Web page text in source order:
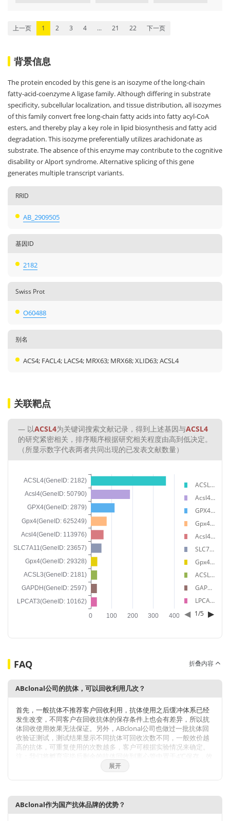
上一页 1 2 3 4 ... 21 22 下一页
背景信息
The protein encoded by this gene is an isozyme of the long-chain
fatty-acid-coenzyme A ligase family. Although differing in substrate
specificity, subcellular localization, and tissue distribution, all isozymes
of this family convert free long-chain fatty acids into fatty acyl-CoA
esters, and thereby play a key role in lipid biosynthesis and fatty acid
degradation. This isozyme preferentially utilizes arachidonate as
substrate. The absence of this enzyme may contribute to the cognitive
disability or Alport syndrome. Alternative splicing of this gene
generates multiple transcript variants.
RRID
AB_2909505
基因ID
2182
Swiss Prot
O60488
别名
ACS4; FACL4; LACS4; MRX63; MRX68; XLID63; ACSL4
关联靶点
以ACSL4为关键词搜索文献记录，得到上述基因与ACSL4
的研究紧密相关，排序顺序根据研究相关程度由高到低决定。
（所显示数字代表两者共同出现的已发表文献数量）
ACSL4(GeneID: 2182)
Acsl4(GeneID: 50790)
GPX4(GeneID: 2879)
Gpx4(GeneID: 625249)
Acsl4(GeneID: 113976)
SLC7A11(GeneID: 23657)
Gpx4(GeneID: 29328)
ACSL3(GeneID: 2181)
GAPDH(GeneID: 2597)
LPCAT3(GeneID: 10162)
◀ 1/5 ▶
FAQ 折叠内容
ABclonal公司的抗体，可以回收利用几次？
首先，一般抗体不推荐客户回收利用，抗体使用之后缓冲体系已经
发生改变，不同客户在回收抗体的保存条件上也会有差异，所以抗
体回收使用效果无法保证。另外，ABclonal公司也做过一批抗体回
收验证测试，测试结果显示不同抗体可回收次数不同，一般效价越
高的抗体，可重复使用的次数越多，客户可根据实验情况来确定。
价高的抗体可至少保存1周，至少重复利用3次。
展开
ABclonal作为国产抗体品牌的优势？